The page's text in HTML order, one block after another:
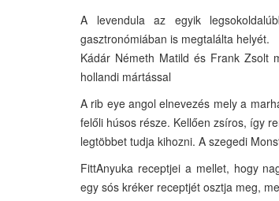
A levendula az egyik
gasztronómiában is megtalálta helyét.
Kádár Németh Matild és Frank Zsolt
hollandi mártással
A rib eye angol elnevezés mely a
felőli húsos része. Kellően zsíros, így
legtöbbet tudja kihozni. A szegedi
FittAnyuka receptjei a mellet, hogy
egy sós kréker receptjét osztja meg,